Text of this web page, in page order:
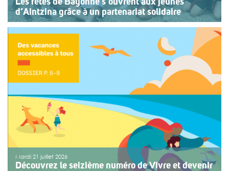
d’Aintzina grâce à un partenariat solidaire
Une organisation collective au service de l’inclusion
Depuis sept ans, l’association ouvre le premier jour des
fêtes de Bayonne à une structure accompagnant des
enfants ou des adolescents en situation de handicap
ou de fragilité. Cette année, le choix […]
>>Lire la suite
Mardi 21 juillet 2026
Découvrez le seizième numéro de Vivre et devenir